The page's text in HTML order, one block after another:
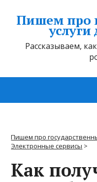
Пишем про
услуги
Рассказываем,
Пишем про
Электронные сервисы >
Как